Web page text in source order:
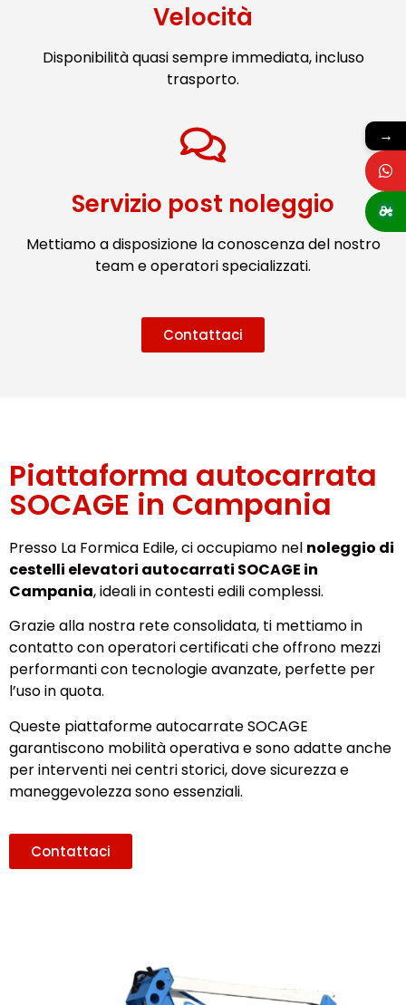
Velocità
Disponibilità quasi sempre immediata, incluso
trasporto.
Servizio post noleggio
Mettiamo a disposizione la conoscenza del nostro
team e operatori specializzati.
Contattaci
Piattaforma autocarrata
SOCAGE in Campania
Presso La Formica Edile, ci occupiamo nel noleggio di
cestelli elevatori autocarrati SOCAGE in
Campania, ideali in contesti edili complessi.
Grazie alla nostra rete consolidata, ti mettiamo in
contatto con operatori certificati che offrono mezzi
performanti con tecnologie avanzate, perfette per
l’uso in quota.
Queste piattaforme autocarrate SOCAGE
garantiscono mobilità operativa e sono adatte anche
per interventi nei centri storici, dove sicurezza e
maneggevolezza sono essenziali.
Contattaci
→